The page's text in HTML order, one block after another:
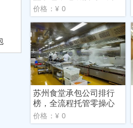
洽谈
价格：¥ 0
苏州食堂承包公司排行
榜，全流程托管零操心
价格：¥ 0